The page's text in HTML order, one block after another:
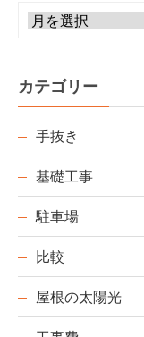
カテゴリー
手抜き
基礎工事
駐車場
比較
屋根の太陽光